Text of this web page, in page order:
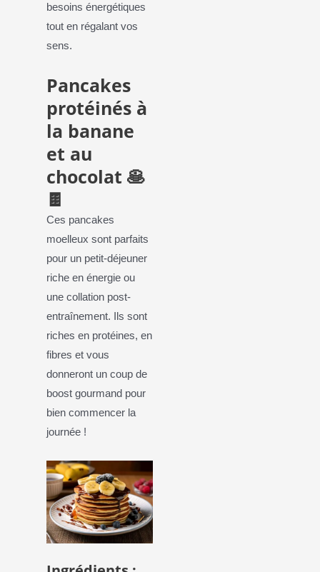
besoins énergétiques
tout en régalant vos
sens.
Pancakes
protéinés à
la banane
et au
chocolat 🥞
🍫
Ces pancakes
moelleux sont parfaits
pour un petit-déjeuner
riche en énergie ou
une collation post-
entraînement. Ils sont
riches en protéines, en
fibres et vous
donneront un coup de
boost gourmand pour
bien commencer la
journée !